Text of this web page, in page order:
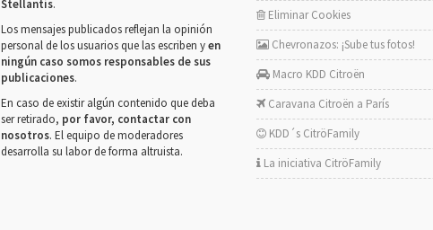
Stellantis.
Los mensajes publicados reflejan la opinión
personal de los usuarios que las escriben yen
ningún caso somos responsables de sus
publicaciones.
En caso de existir algún contenido que deba
ser retirado, por favor, contactar con
nosotros. El equipo de moderadores
desarrolla su labor de forma altruista.
Eliminar Cookies
Chevronazos: ¡Sube tus fotos!
Macro KDD Citroën
Caravana Citroën a París
KDD´s CitröFamily
La iniciativa CitröFamily